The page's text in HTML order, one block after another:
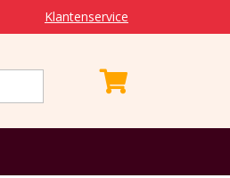
Klantenservice